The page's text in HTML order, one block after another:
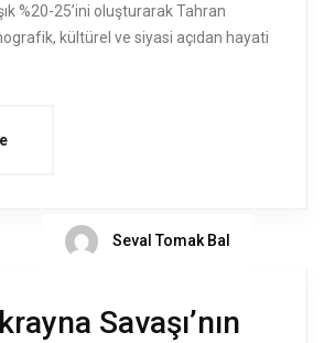
%20-25’ini oluşturarak Tahran
kültürel ve siyasi açıdan hayati
Seval Tomak Bal
Savaşı’nın